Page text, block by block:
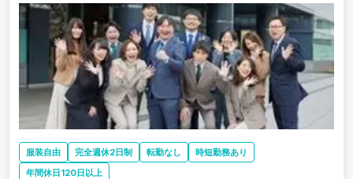
服装自由 完全週休2日制 転勤なし
時短勤務あり
年間休日120日以上